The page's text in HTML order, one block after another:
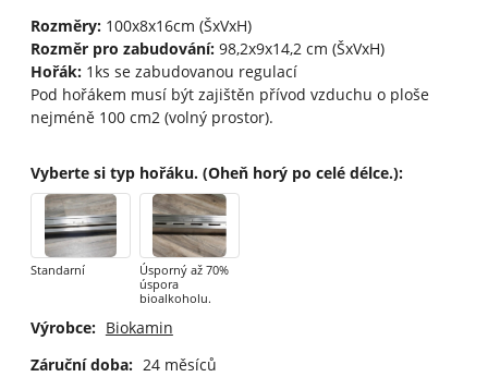
Rozměry:100x8x16cm (ŠxVxH)
Rozměr pro zabudování:98,2x9x14,2 cm (ŠxVxH)
Hořák:1ks se zabudovanou regulací
Pod hořákem musí být zajištěn přívod vzduchu o ploše
nejméně 100 cm2 (volný prostor).
Vyberte si typ hořáku. (Oheň horý po celé délce.):
Standarní
Úsporný až 70%
úspora
bioalkoholu.
Výrobce: Biokamin
Záruční doba: 24 měsíců